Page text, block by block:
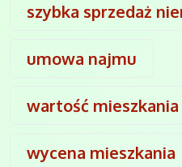
szybka sprzedaż
umowa najmu
wartość mieszkania
wycena mieszkania